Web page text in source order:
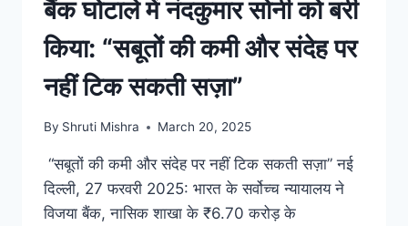
बैंक घोटाले में नंदकुमार सोनी को बरी
किया: “सबूतों की कमी और संदेह पर
नहीं टिक सकती सज़ा”
By Shruti Mishra March 20, 2025
“सबूतों की कमी और संदेह पर नहीं टिक सकती सज़ा” नई
दिल्ली, 27 फरवरी 2025: भारत के सर्वोच्च न्यायालय ने
विजया बैंक, नासिक शाखा के ₹6.70 करोड़ के